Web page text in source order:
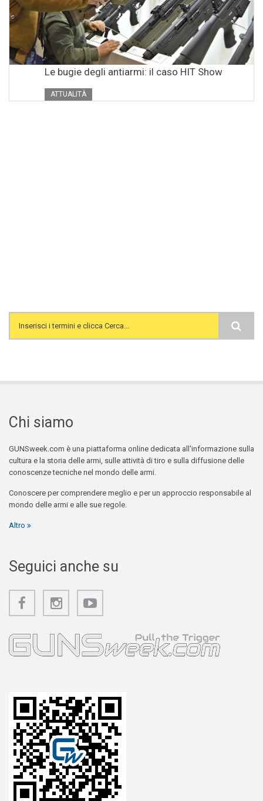
Le bugie degli antiarmi: il caso HIT Show
ATTUALITÀ
Search form
Chi siamo
GUNSweek.com è una piattaforma online dedicata all'informazione sulla
cultura e la storia delle armi, sulle attività di tiro e sulla diffusione delle
conoscenze tecniche nel mondo delle armi.
Conoscere per comprendere meglio e per un approccio responsabile al
mondo delle armi e alle sue regole.
Altro
Seguici anche su